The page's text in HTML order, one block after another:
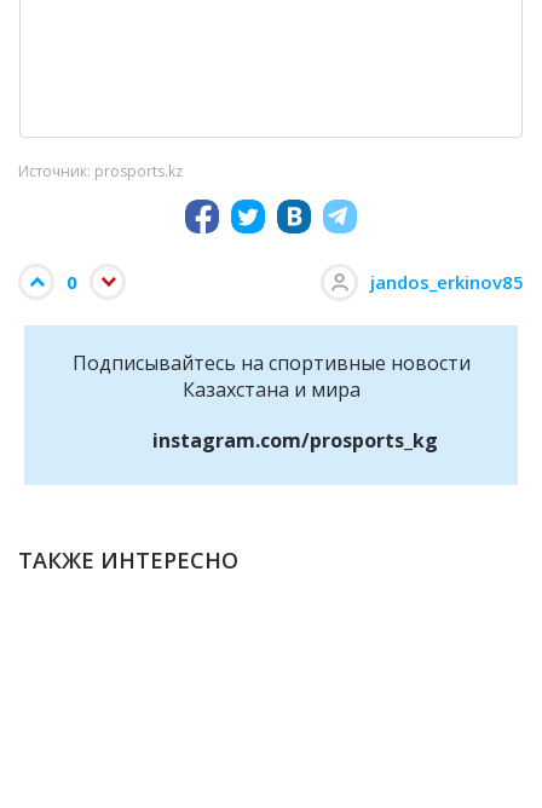
Источник: prosports.kz
0 jandos_erkinov85
Подписывайтесь на cпортивные новости
Казахстана и мира
instagram.com/prosports_kg
ТАКЖЕ ИНТЕРЕСНО